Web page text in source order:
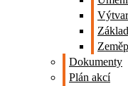
Dokumenty
Plán akcí